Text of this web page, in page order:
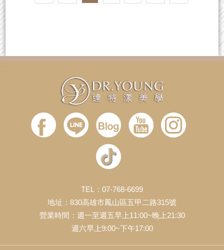
TEL：07-768-6699
地址：830高雄市鳳山區五甲二路315號
營業時間：週一至週五早上11:00~晚上21:30
週六早上9:00~下午17:00